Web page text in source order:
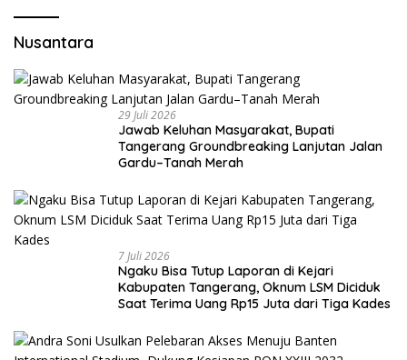
Nusantara
29 Juli 2026
Jawab Keluhan Masyarakat, Bupati
Tangerang Groundbreaking Lanjutan Jalan
Gardu–Tanah Merah
7 Juli 2026
Ngaku Bisa Tutup Laporan di Kejari
Kabupaten Tangerang, Oknum LSM Diciduk
Saat Terima Uang Rp15 Juta dari Tiga Kades